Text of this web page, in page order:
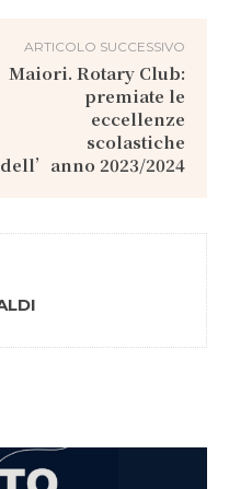
ARTICOLO SUCCESSIVO
Maiori. Rotary Club:
premiate le
eccellenze
scolastiche
dell’anno 2023/2024